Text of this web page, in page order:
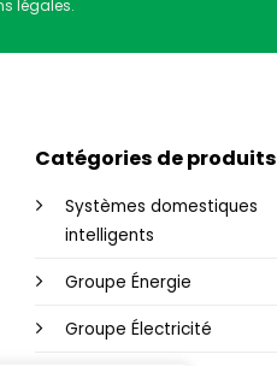
légales.
Catégories de produits
Systèmes domestiques
intelligents
Groupe Énergie
Groupe Électricité